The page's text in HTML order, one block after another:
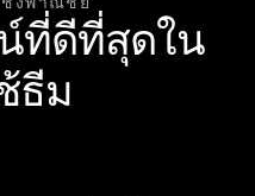
ที่ดีที่สุดใน
ธีม